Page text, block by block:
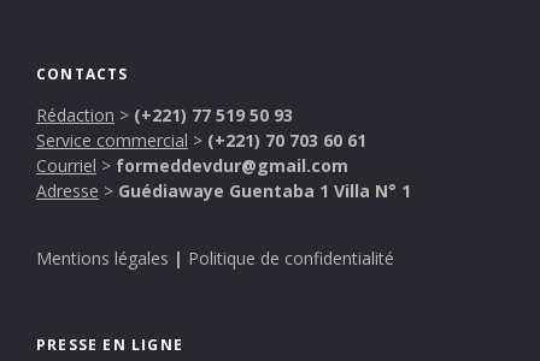
CONTACTS
Rédaction > (+221) 77 519 50 93
Service commercial > (+221) 70 703 60 61
Courriel > formeddevdur@gmail.com
Adresse > Guédiawaye Guentaba 1 Villa N° 1
Mentions légales | Politique de confidentialité
PRESSE EN LIGNE